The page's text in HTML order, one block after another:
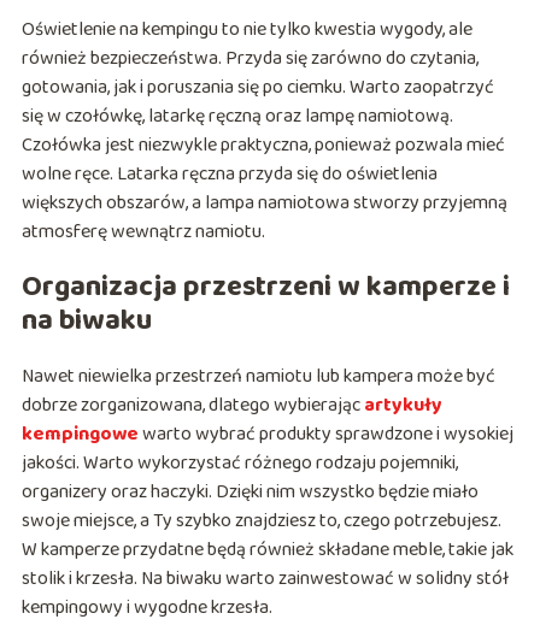
Oświetlenie na kempingu to nie tylko kwestia wygody, ale
również bezpieczeństwa. Przyda się zarówno do czytania,
gotowania, jak i poruszania się po ciemku. Warto zaopatrzyć
się w czołówkę, latarkę ręczną oraz lampę namiotową.
Czołówka jest niezwykle praktyczna, ponieważ pozwala mieć
wolne ręce. Latarka ręczna przyda się do oświetlenia
większych obszarów, a lampa namiotowa stworzy przyjemną
atmosferę wewnątrz namiotu.
Organizacja przestrzeni w kamperze i
na biwaku
Nawet niewielka przestrzeń namiotu lub kampera może być
dobrze zorganizowana, dlatego wybierającartykuły
kempingowewarto wybrać produkty sprawdzone i wysokiej
jakości. Warto wykorzystać różnego rodzaju pojemniki,
organizery oraz haczyki. Dzięki nim wszystko będzie miało
swoje miejsce, a Ty szybko znajdziesz to, czego potrzebujesz.
W kamperze przydatne będą również składane meble, takie jak
stolik i krzesła. Na biwaku warto zainwestować w solidny stół
kempingowy i wygodne krzesła.